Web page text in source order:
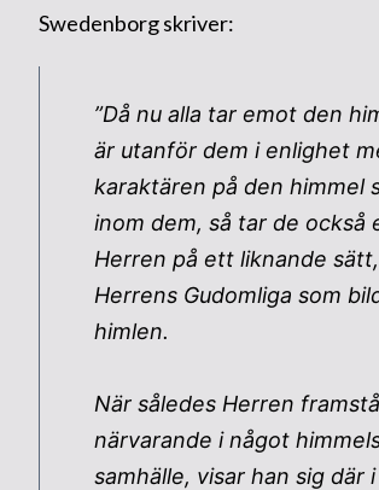
Swedenborg skriver:
”Då nu alla tar emot den
är utanför dem i enlighet
karaktären på den himmel
inom dem, så tar de också
Herren på ett liknande
Herrens Gudomliga som
himlen.
När således Herren
närvarande i något
samhälle, visar han sig där i